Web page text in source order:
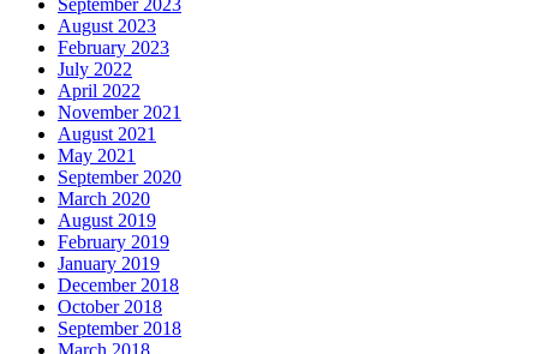
September 2023
August 2023
February 2023
July 2022
April 2022
November 2021
August 2021
May 2021
September 2020
March 2020
August 2019
February 2019
January 2019
December 2018
October 2018
September 2018